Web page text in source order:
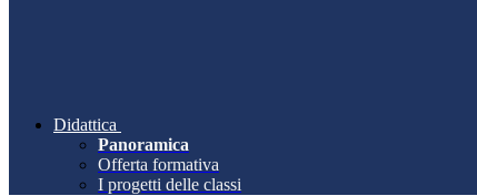
Didattica
Panoramica
Offerta formativa
I progetti delle classi